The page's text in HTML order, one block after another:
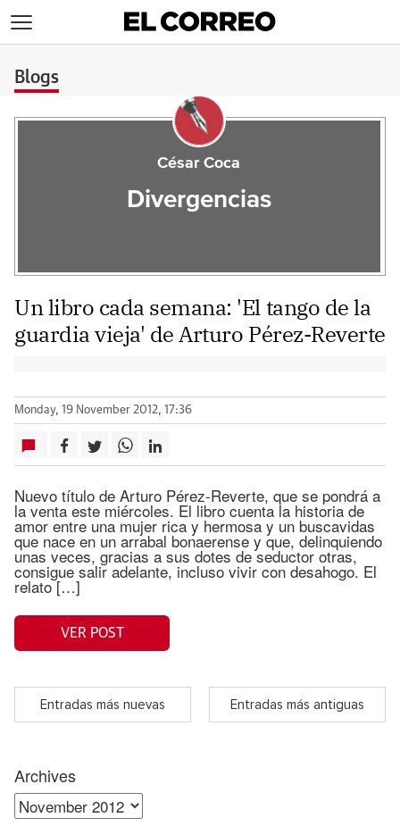
Blogs
César Coca
Divergencias
Un libro cada semana: 'El tango de la
guardia vieja' de Arturo Pérez-Reverte
Monday, 19 November 2012, 17:36
Nuevo título de Arturo Pérez-Reverte, que se pondrá a
la venta este miércoles. El libro cuenta la historia de
amor entre una mujer rica y hermosa y un buscavidas
que nace en un arrabal bonaerense y que, delinquiendo
unas veces, gracias a sus dotes de seductor otras,
consigue salir adelante, incluso vivir con desahogo. El
relato […]
VER POST
Entradas más nuevas Entradas más antiguas
Archives
Archives